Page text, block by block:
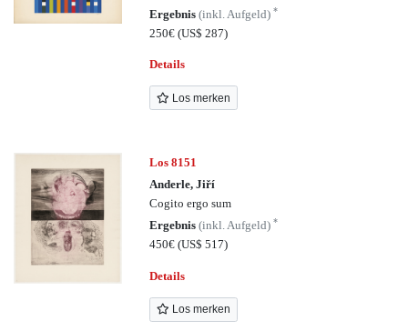
Ergebnis(inkl. Aufgeld)*
250€(US$ 287)
Details
Los merken
Los 8151
Anderle, Jiří
Cogito ergo sum
Ergebnis(inkl. Aufgeld)*
450€(US$ 517)
Details
Los merken